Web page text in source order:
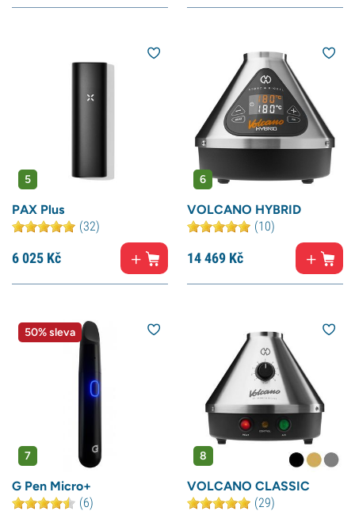
5
PAX Plus
(32)
6 025 Kč
6
VOLCANO HYBRID
(10)
14 469 Kč
50% sleva
7
G Pen Micro+
(6)
8
VOLCANO CLASSIC
(29)